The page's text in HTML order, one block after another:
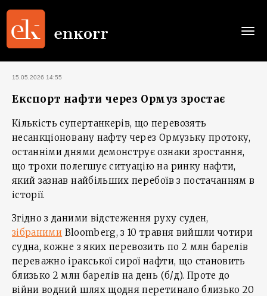
15.05.2026 14:55
Експорт нафти через Ормуз зростає
Кількість супертанкерів, що перевозять
несанкціоновану нафту через Ормузьку протоку,
останніми днями демонструє ознаки зростання,
що трохи полегшує ситуацію на ринку нафти,
який зазнав найбільших перебоїв з постачанням в
історії.
Згідно з даними відстеження руху суден,
зібраними Bloomberg, з 10 травня вийшли чотири
судна, кожне з яких перевозить по 2 млн барелів
переважно іракської сирої нафти, що становить
близько 2 млн барелів на день (б/д). Проте до
війни водний шлях щодня перетинало близько 20